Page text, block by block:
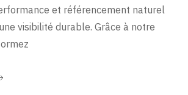
et référencement naturel
visibilité durable. Grâce à notre